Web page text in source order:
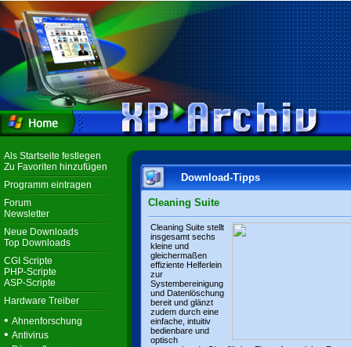
Als Startseite festlegen
Zu Favoriten hinzufügen
Programm eintragen
Forum
Newsletter
Neue Downloads
Top Downloads
CGI Scripte
PHP-Scripte
ASP-Scripte
Hardware Treiber
• Ahnenforschung
• Antivirus
Download-Tipps
Cleaning Suite
Cleaning Suite stellt
insgesamt sechs
kleine und
gleichermaßen
effiziente Helferlein
zur
Systembereinigung
und Datenlöschung
bereit und glänzt
zudem durch eine
einfache, intuitiv
bedienbare und
optisch